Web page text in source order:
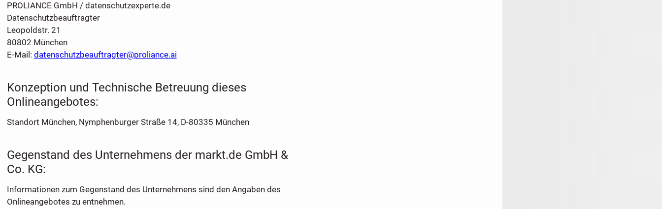
PROLIANCE GmbH / datenschutzexperte.de
Datenschutzbeauftragter
Leopoldstr. 21
80802 München
E-Mail: datenschutzbeauftragter@proliance.ai
Konzeption und Technische Betreuung dieses
Onlineangebotes:
Standort München, Nymphenburger Straße 14, D-80335 München
Gegenstand des Unternehmens der markt.de GmbH &
Co. KG:
Informationen zum Gegenstand des Unternehmens sind den Angaben des
Onlineangebotes zu entnehmen.